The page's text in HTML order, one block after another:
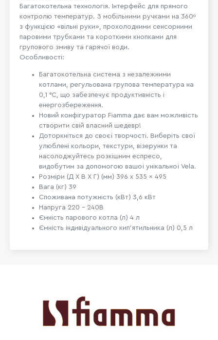
Багатокотельна технологія. Інтерфейс для прямого
контролю температур. З мобільними ручками на 360º
з функцією «вільні руки», прохолодними сенсорними
паровими трубками та короткими кнопками для
групового змиву та гарячої води.
Особливості:
Багатокотельна система з незалежними
котлами, регульована групова температура на
0,1 °C, що забезпечує продуктивність і
енергозбереження.
Новий конфігуратор Fiamma дає вам можливість
створити свій власний шедевр!
Доторкніться до своєї творчості. Виберіть свої
улюблені кольори, текстури, візерунки та
насолоджуйтесь розкішним еспресо,
видобутим за допомогою вашої унікальної Vela.
Розміри (Д X В X Г) (мм) 396 x 535 x 495
Вага (кг) 39
Споживана потужність (кВт) 3,6 кВт
Напруга 220 - 240В
Ємність парового котла (л) 4 л
Ємність індивідуального кип'ятильника (л) 0,5 л